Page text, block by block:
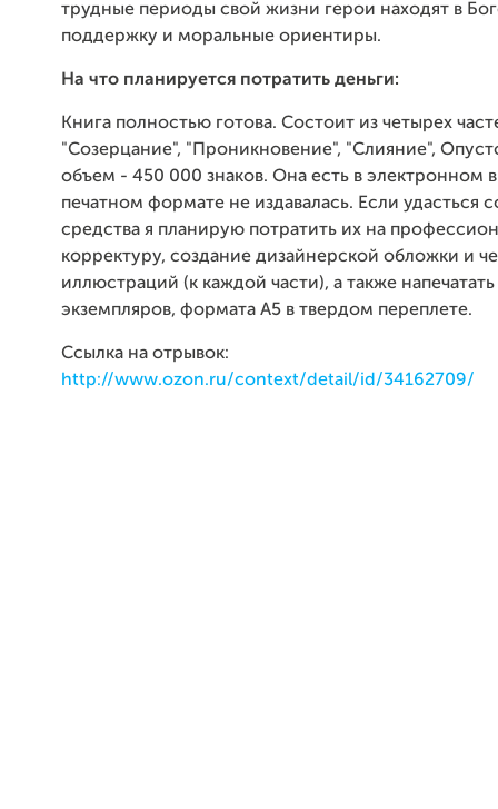
трудные периоды свой жизни герои находят в
поддержку и моральные ориентиры.
На что планируется потратить деньги:
Книга полностью готова. Состоит из четырех
"Созерцание", "Проникновение", "Слияние",
объем - 450 000 знаков. Она есть в электронном
печатном формате не издавалась. Если удасться
средства я планирую потратить их на
корректуру, создание дизайнерской обложки и
иллюстраций (к каждой части), а также
экземпляров, формата A5 в твердом переплете.
Ссылка на отрывок:
http://www.ozon.ru/context/detail/id/34162709/